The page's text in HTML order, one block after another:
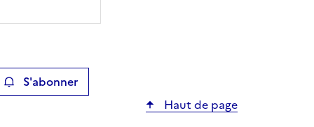
S'abonner
Haut de page